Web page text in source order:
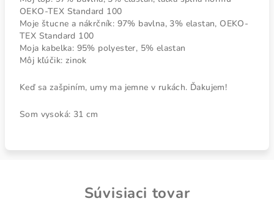
OEKO-TEX Standard 100
Moje štucne a nákrčník: 97% bavlna, 3% elastan, OEKO-
TEX Standard 100
Moja kabelka: 95% polyester, 5% elastan
Môj kľúčik: zinok
Keď sa zašpiním, umy ma jemne v rukách. Ďakujem!
Som vysoká: 31 cm
Súvisiaci tovar